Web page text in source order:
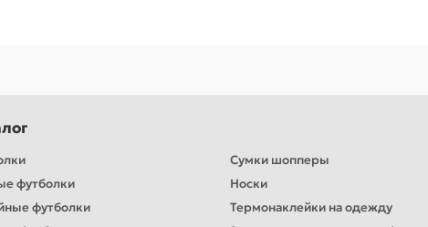
футболки
футболки
Сумки шопперы
Носки
Термонаклейки на одежду